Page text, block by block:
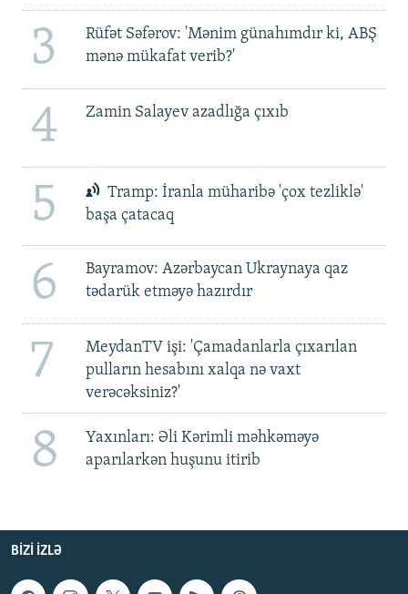
3
Rüfət Səfərov: 'Mənim günahımdır ki, ABŞ
mənə mükafat verib?'
4 Zamin Salayev azadlığa çıxıb
5
Tramp: İranla müharibə 'çox tezliklə'
başa çatacaq
6
Bayramov: Azərbaycan Ukraynaya qaz
tədarük etməyə hazırdır
7
MeydanTV işi: 'Çamadanlarla çıxarılan
pulların hesabını xalqa nə vaxt
verəcəksiniz?'
8
Yaxınları: Əli Kərimli məhkəməyə
aparılarkən huşunu itirib
BIZI IZLƏ